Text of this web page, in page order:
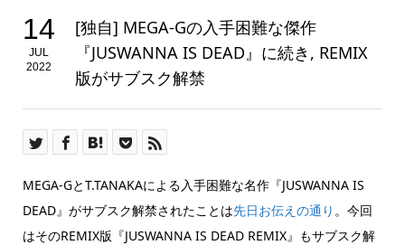
14
JUL
2022
[独自] MEGA-Gの入手困難な傑作
『JUSWANNA IS DEAD』に続き, REMIX
版がサブスク解禁
MEGA-GとT.TANAKAによる入手困難な名作『JUSWANNA IS
DEAD』がサブスク解禁されたことは先日お伝えの通り 。今回
はそのREMIX版『JUSWANNA IS DEAD REMIX』もサブスク解